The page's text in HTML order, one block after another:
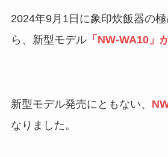
2024年9月1日に象印炊飯器の
ら、新型モデル「NW-WA10」
新型モデル発売にともない、
なりました。